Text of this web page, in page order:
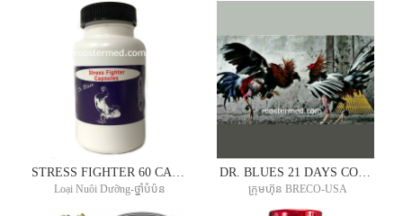
Loại Nuôi Dưỡng-ថ្នាំបំប៉ន ក្រុមហ៊ុន BRECO-USA